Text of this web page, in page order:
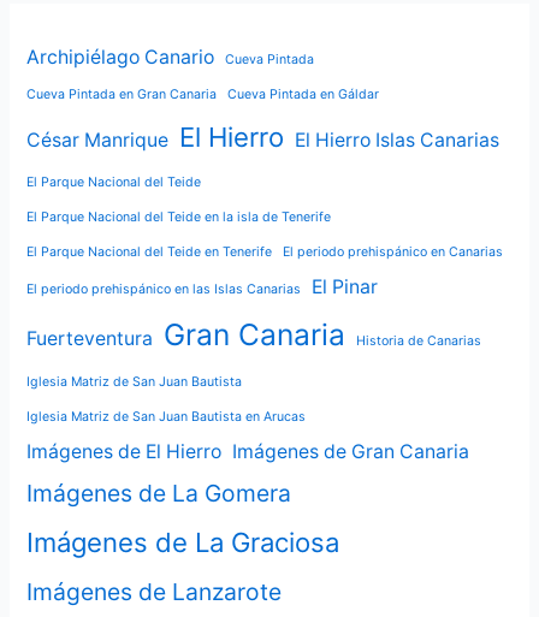
Archipiélago Canario Cueva Pintada
Cueva Pintada en Gran Canaria Cueva Pintada en Gáldar
César Manrique El Hierro El Hierro Islas Canarias
El Parque Nacional del Teide
El Parque Nacional del Teide en la isla de Tenerife
El Parque Nacional del Teide en Tenerife El periodo prehispánico en Canarias
El periodo prehispánico en las Islas Canarias El Pinar
Fuerteventura Gran Canaria Historia de Canarias
Iglesia Matriz de San Juan Bautista
Iglesia Matriz de San Juan Bautista en Arucas
Imágenes de El Hierro Imágenes de Gran Canaria
Imágenes de La Gomera
Imágenes de La Graciosa
Imágenes de Lanzarote